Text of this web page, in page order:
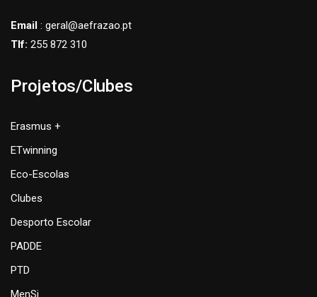
Email : geral@aefrazao.pt
Tlf: 255 872 310
Projetos/Clubes
Erasmus +
ETwinning
Eco-Escolas
Clubes
Desporto Escolar
PADDE
PTD
MenSi